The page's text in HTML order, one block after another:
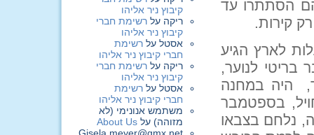
הסתתרו עד
קירות.
ראשון לעלות לארץ הגיע
לנוער,
היה במחנה
בספטמבר
נלחם בצבאו
קיבוץ ניר אליהו
ריקה על רשימת חברי
קיבוץ ניר אליהו
אסטל על רשימת
חברי קיבוץ ניר אליהו
ריקה על רשימת חברי
קיבוץ ניר אליהו
אסטל על רשימת
חברי קיבוץ ניר אליהו
משתמש אנונימי (לא
מזוהה) על About Us
Gisela.meyer@gmx.net